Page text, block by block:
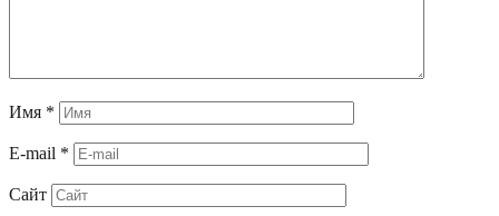
Имя *
E-mail *
Сайт